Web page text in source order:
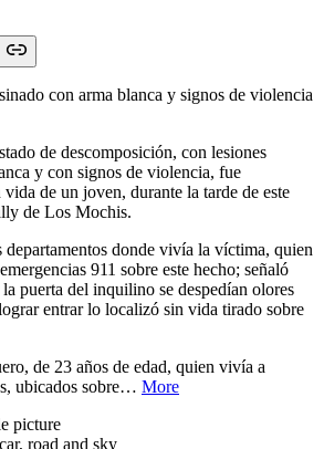
con arma blanca y signos de violencia
de descomposición, con lesiones
y con signos de violencia, fue
de un joven, durante la tarde de este
de Los Mochis.
departamentos donde vivía la víctima, quien
911 sobre este hecho; señaló
puerta del inquilino se despedían olores
entrar lo localizó sin vida tirado sobre
de 23 años de edad, quien vivía a
ubicados sobre… More